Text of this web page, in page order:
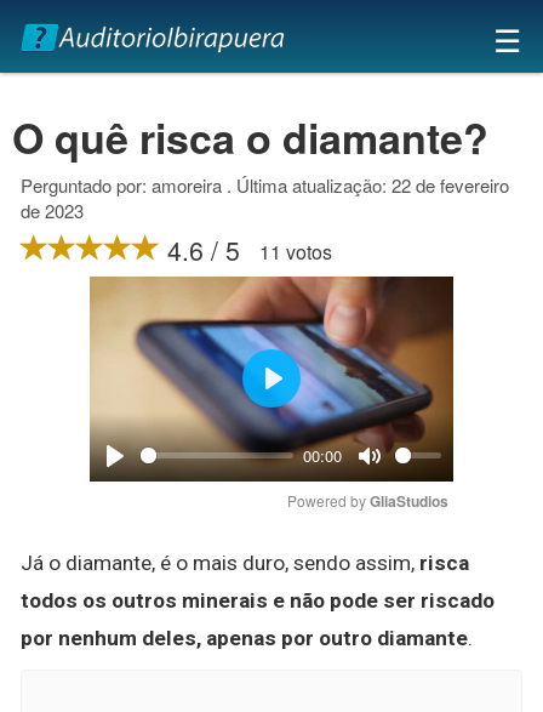
×
☰
O quê risca o diamante?
Perguntado por: amoreira . Última atualização: 22 de fevereiro
de 2023
4.6 / 5 11 votos
Play
00:00
Mute
Play
Powered by GliaStudios
Já o diamante, é o mais duro, sendo assim, risca
todos os outros minerais e não pode ser riscado
por nenhum deles, apenas por outro diamante.